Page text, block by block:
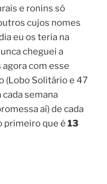
e ronins só
cujos nomes
eu os teria na
cheguei a
com esse
(Lobo Solitário e 47
cada semana
aí) de cada
primeiro que é 13